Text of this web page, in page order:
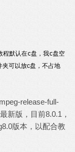
程默认在c盘，我c盘空
可以放c盘，不占地
release-full-
最新版，目前8.0.1，
版本，以配合教